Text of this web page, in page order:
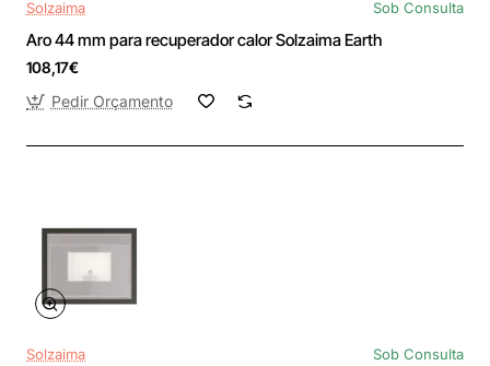
Solzaima Sob Consulta
Aro 44 mm para recuperador calor Solzaima Earth
108,17€
Pedir Orçamento
Solzaima Sob Consulta